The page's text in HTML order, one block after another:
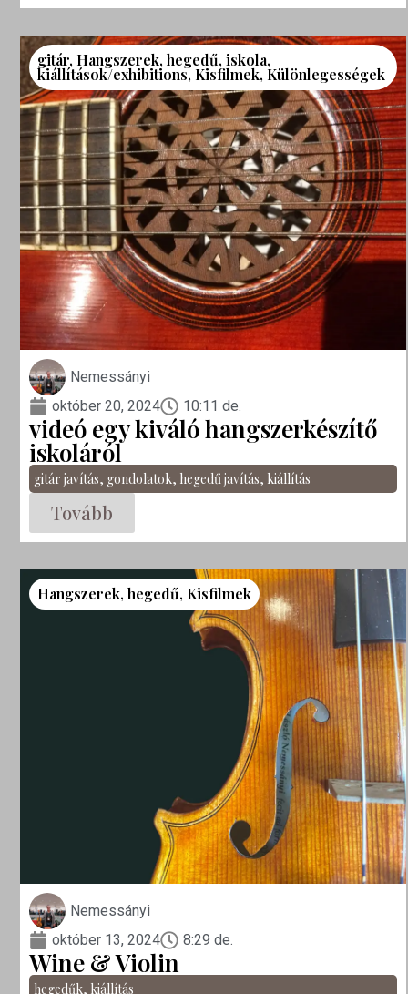
gitár, Hangszerek,hegedű,iskola,
kiállítások/exhibitions, Kisfilmek, Különlegességek
Nemessányi
október 20, 2024
10:11 de.
videó egy kiváló hangszerkészítő
iskoláról
gitár javítás, gondolatok, hegedű javítás, kiállítás
Tovább
Hangszerek,hegedű, Kisfilmek
Nemessányi
október 13, 2024
8:29 de.
Wine & Violin
hegedűk, kiállítás